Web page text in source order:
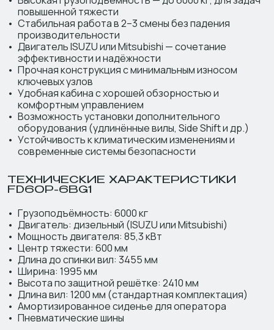
повышенной тяжести
Стабильная работа в 2–3 смены без падения
производительности
Двигатель ISUZU или Mitsubishi — сочетание
эффективности и надёжности
Прочная конструкция с минимальным износом
ключевых узлов
Удобная кабина с хорошей обзорностью и
комфортным управлением
Возможность установки дополнительного
оборудования (удлинённые вилы, Side Shift и др.)
Устойчивость к климатическим изменениям и
современные системы безопасности
ТЕХНИЧЕСКИЕ ХАРАКТЕРИСТИКИ
FD60P-6BG1
Грузоподъёмность: 6000 кг
Двигатель: дизельный (ISUZU или Mitsubishi)
Мощность двигателя: 85,3 кВт
Центр тяжести: 600 мм
Длина до спинки вил: 3455 мм
Ширина: 1995 мм
Высота по защитной решётке: 2410 мм
Длина вил: 1200 мм (стандартная комплектация)
Амортизированное сиденье для оператора
Пневматические шины